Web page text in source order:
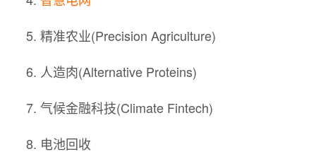
精准农业(Precision Agriculture)
人造肉(Alternative Proteins)
气候金融科技(Climate Fintech)
电池回收